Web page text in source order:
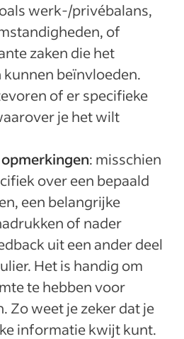
werk-/privébalans,
of
zaken die het
beïnvloeden.
of er specifieke
je het wilt
: misschien
over een bepaald
een belangrijke
of nader
uit een ander deel
Het is handig om
te hebben voor
Zo weet je zeker dat je
informatie kwijt kunt.